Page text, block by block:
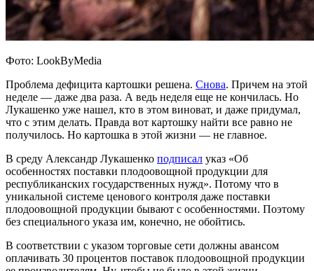
Фото: LookByMedia
Проблема дефицита картошки решена. Снова. Причем на этой
неделе — даже два раза. А ведь неделя еще не кончилась. Но
Лукашенко уже нашел, кто в этом виноват, и даже придумал,
что с этим делать. Правда вот картошку найти все равно не
получилось. Но картошка в этой жизни — не главное.
В среду Александр Лукашенко подписал указ «Об
особенностях поставки плодоовощной продукции для
республиканских государственных нужд». Потому что в
уникальной системе ценового контроля даже поставки
плодоовощной продукции бывают с особенностями. Поэтому
без специального указа им, конечно, не обойтись.
В соответствии с указом торговые сети должны авансом
оплачивать 30 процентов поставок плодоовощной продукции